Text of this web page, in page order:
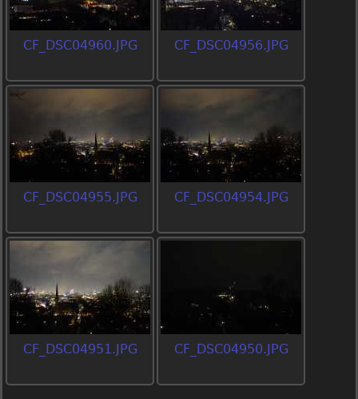
CF_DSC04960.JPG CF_DSC04956.JPG
CF_DSC04955.JPG CF_DSC04954.JPG
CF_DSC04951.JPG CF_DSC04950.JPG